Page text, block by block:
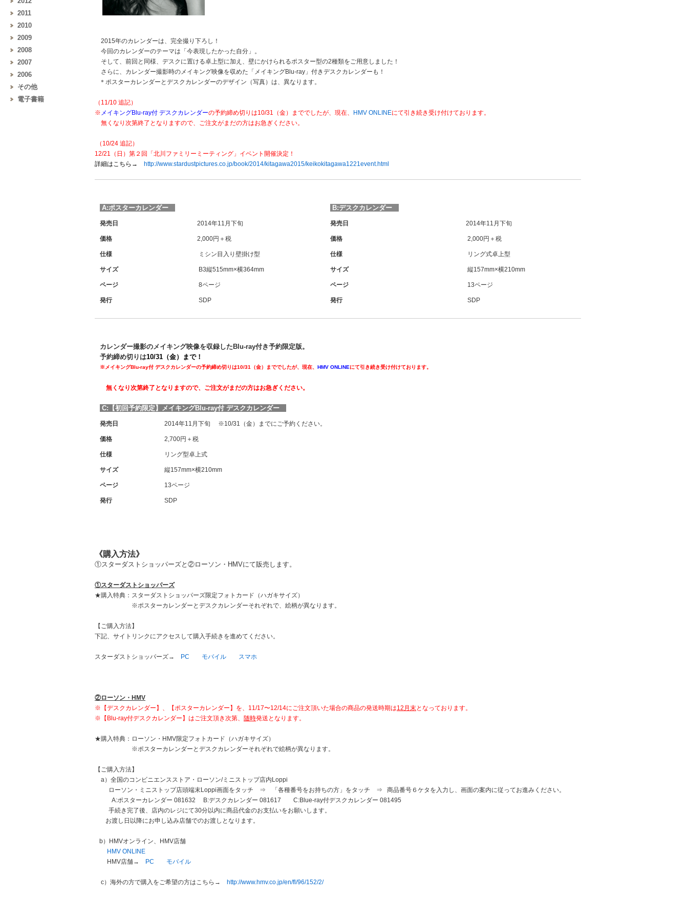
2011
2010
2009
2008
2007
2006
その他
電子書籍
2015年のカレンダーは、完全撮り下ろし！
今回のカレンダーのテーマは「今表現したかった自分」。
そして、前回と同様、デスクに置ける卓上型に加え、壁にかけられるポスター型の2種類をご用意しました！
さらに、カレンダー撮影時のメイキング映像を収めた「メイキングBlu-ray」付きデスクカレンダーも！
＊ポスターカレンダーとデスクカレンダーのデザイン（写真）は、異なります。
（11/10 追記）
※ メイキングBlu-ray付 デスクカレンダーの予約締め切りは10/31（金）まででしたが、現在、 HMV ONLINEにて引き続き受け付けております。
無くなり次第終了となりますので、ご注文がまだの方はお急ぎください。
（10/24 追記）
12/21（日）第２回「北川ファミリーミーティング」イベント開催決定！
詳細はこちら→ http://www.stardustpictures.co.jp/book/2014/kitagawa2015/keikokitagawa1221event.html
A:ポスターカレンダー B:デスクカレンダー
発売日 2014年11月下旬 発売日 2014年11月下旬
価格 2,000円＋税 価格 2,000円＋税
仕様 ミシン目入り壁掛け型 仕様 リング式卓上型
サイズ B3縦515mm×横364mm サイズ 縦157mm×横210mm
ページ 8ページ ページ 13ページ
発行 SDP 発行 SDP
カレンダー撮影のメイキング映像を収録したBlu-ray付き予約限定版。
予約締め切りは10/31（金）まで！
※メイキングBlu-ray付 デスクカレンダーの予約締め切りは10/31（金）まででしたが、現在、 HMV ONLINEにて引き続き受け付けております。
無くなり次第終了となりますので、ご注文がまだの方はお急ぎください。
C:【初回予約限定】メイキングBlu-ray付 デスクカレンダー
発売日 2014年11月下旬 ※10/31（金）までにご予約ください。
価格 2,700円＋税
仕様 リング型卓上式
サイズ 縦157mm×横210mm
ページ 13ページ
発行 SDP
《購入方法》
①スターダストショッパーズと②ローソン・HMVにて販売します。
①スターダストショッパーズ
★購入特典：スターダストショッパーズ限定フォトカード（ハガキサイズ）
※ポスターカレンダーとデスクカレンダーそれぞれで、絵柄が異なります。
【ご購入方法】
下記、サイトリンクにアクセスして購入手続きを進めてください。
スターダストショッパーズ→ PC モバイル スマホ
②ローソン・HMV
※【デスクカレンダー】、【ポスターカレンダー】を、11/17〜12/14にご注文頂いた場合の商品の発送時期は12月末となっております。
※【Blu-ray付デスクカレンダー】はご注文頂き次第、 随時発送となります。
★購入特典：ローソン・HMV限定フォトカード（ハガキサイズ）
※ポスターカレンダーとデスクカレンダーそれぞれで絵柄が異なります。
【ご購入方法】
a）全国のコンビニエンスストア・ローソン/ミニストップ店内Loppi
ローソン・ミニストップ店頭端末Loppi画面をタッチ ⇒ 「各種番号をお持ちの方」をタッチ ⇒ 商品番号６ケタを入力し、画面の案内に従ってお進みください。
A:ポスターカレンダー 081632 B:デスクカレンダー 081617 C:Blue-ray付デスクカレンダー 081495
手続き完了後、店内のレジにて30分以内に商品代金のお支払いをお願いします。
お渡し日以降にお申し込み店舗でのお渡しとなります。
b）HMVオンライン、HMV店舗
HMV ONLINE
HMV店舗→
PC モバイル
c）海外の方で購入をご希望の方はこちら→ http://www.hmv.co.jp/en/fl/96/152/2/